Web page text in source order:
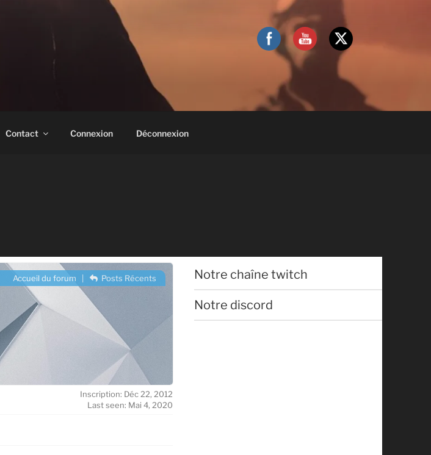
Contact Connexion Déconnexion
Accueil du forum Posts Récents
Inscription: Déc 22, 2012
Last seen: Mai 4, 2020
Notre chaîne twitch
Notre discord